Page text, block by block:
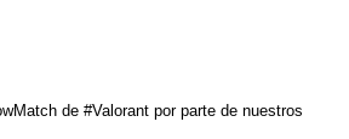
de #Valorant por parte de nuestros